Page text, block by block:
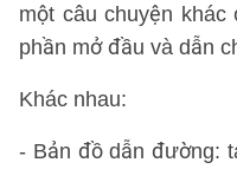
một câu chuyện
phần mở đầu và dẫn
Khác nhau:
- Bản đồ dẫn đường: